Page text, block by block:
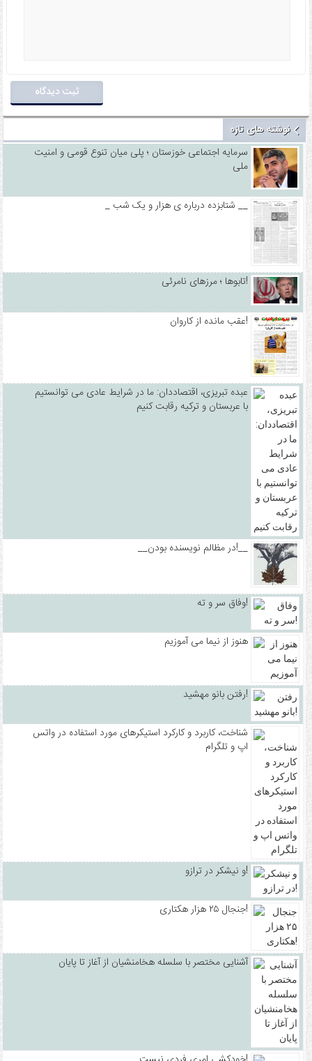
نوشته های تازه
سرمایه اجتماعی خوزستان ؛ پلی میان تنوع قومی و امنیت
ملی
_ شتابزده درباره ی هزار و یک شب __
تابوها ؛ مرزهای نامرئی!
عقب مانده از کاروان!
عبده تبریزی، اقتصاددان: ما در شرایط عادی می توانستیم
با عربستان و ترکیه رقابت کنیم
__در مظالم نویسنده بودن!__
وفاق سر و ته!
هنوز از نیما می آموزیم
رفتن بانو مهشید!
شناخت، کاربرد و کارکرد استیکرهای مورد استفاده در واتس
اپ و تلگرام
و نیشکر در ترازو!
جنجال ۲۵ هزار هکتاری!
آشنایی مختصر با سلسله هخامنشیان از آغاز تا پایان